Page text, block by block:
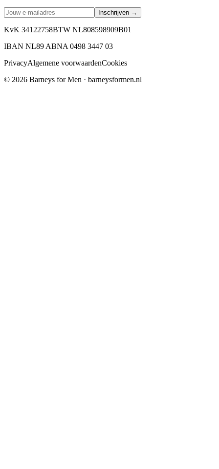
Inschrijven →
KvK 34122758BTW NL808598909B01
IBAN NL89 ABNA 0498 3447 03
PrivacyAlgemene voorwaardenCookies
© 2026 Barneys for Men · barneysformen.nl